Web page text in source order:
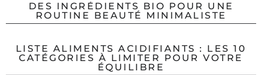
DES INGRÉDIENTS BIO POUR UNE
ROUTINE BEAUTÉ MINIMALISTE
LISTE ALIMENTS ACIDIFIANTS : LES 10
CATÉGORIES À LIMITER POUR VOTRE
ÉQUILIBRE